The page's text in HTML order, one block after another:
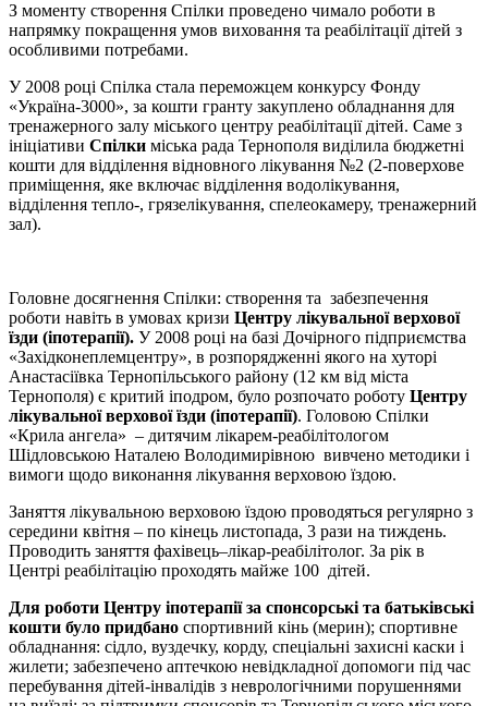
З моменту створення Спілки проведено чимало роботи в
напрямку покращення умов виховання та реабілітації дітей з
особливими потребами.
У 2008 році Спілка стала переможцем конкурсу Фонду
«Україна-3000», за кошти гранту закуплено обладнання для
тренажерного залу міського центру реабілітації дітей. Саме з
ініціативи Спілки міська рада Тернополя виділила бюджетні
кошти для відділення відновного лікування №2 (2-поверхове
приміщення, яке включає відділення водолікування,
відділення тепло-, грязелікування, спелеокамеру, тренажерний
зал).
Головне досягнення Спілки: створення та забезпечення
роботи навіть в умовах кризи Центру лікувальної верхової
їзди (іпотерапії). У 2008 році на базі Дочірного підприємства
«Західконеплемцентру», в розпорядженні якого на хуторі
Анастасіївка Тернопільського району (12 км від міста
Тернополя) є критий іподром, було розпочато роботу Центру
лікувальної верхової їзди (іпотерапії). Головою Спілки
«Крила ангела» – дитячим лікарем-реабілітологом
Шідловською Наталею Володимирівною вивчено методики і
вимоги щодо виконання лікування верховою їздою.
Заняття лікувальною верховою їздою проводяться регулярно з
середини квітня – по кінець листопада, 3 рази на тиждень.
Проводить заняття фахівець–лікар-реабілітолог. За рік в
Центрі реабілітацію проходять майже 100 дітей.
Для роботи Центру іпотерапії за спонсорські та батьківські
кошти було придбано спортивний кінь (мерин); спортивне
обладнання: сідло, вуздечку, корду, спеціальні захисні каски і
жилети; забезпечено аптечкою невідкладної допомоги під час
перебування дітей-інвалідів з неврологічними порушеннями